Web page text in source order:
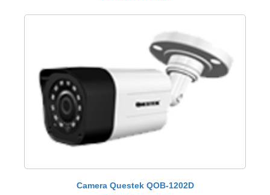
Camera Questek QOB-1202D